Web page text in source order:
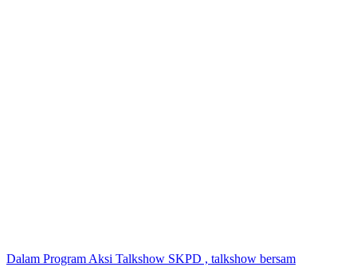
Dalam Program Aksi Talkshow SKPD , talkshow bersam